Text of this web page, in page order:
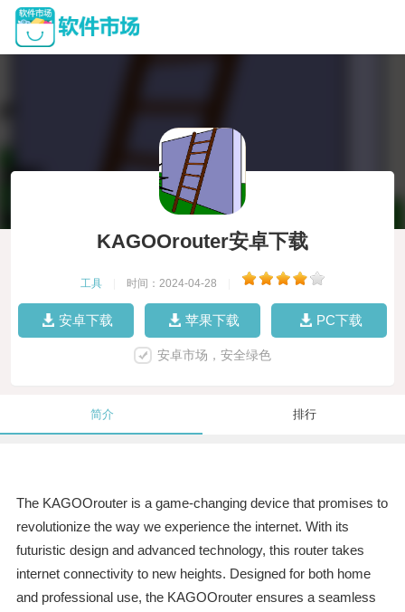
KAGOOrouter安卓下载
工具 时间：2024-04-28
安卓下载 苹果下载 PC下载
安卓市场，安全绿色
简介 排行
The KAGOOrouter is a game-changing device that promises to
revolutionize the way we experience the internet. With its
futuristic design and advanced technology, this router takes
internet connectivity to new heights. Designed for both home
and professional use, the KAGOOrouter ensures a seamless